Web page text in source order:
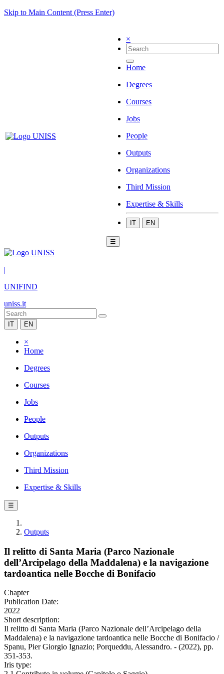
Skip to Main Content (Press Enter)
×
Home
Degrees
Courses
Jobs
People
Outputs
Organizations
Third Mission
Expertise & Skills
IT EN
☰
|
UNIFIND
uniss.it
IT EN
×
Home
Degrees
Courses
Jobs
People
Outputs
Organizations
Third Mission
Expertise & Skills
☰
Outputs
Il relitto di Santa Maria (Parco Nazionale
dell’Arcipelago della Maddalena) e la navigazione
tardoantica nelle Bocche di Bonifacio
Chapter
Publication Date:
2022
Short description:
Il relitto di Santa Maria (Parco Nazionale dell’Arcipelago della
Maddalena) e la navigazione tardoantica nelle Bocche di Bonifacio /
Spanu, Pier Giorgio Ignazio; Porqueddu, Alessandro. - (2022), pp.
351-353.
Iris type: